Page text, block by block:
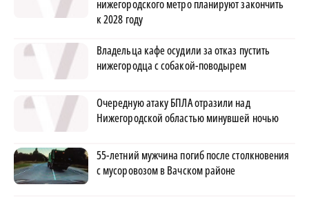
нижегородского метро планируют закончить
к 2028 году
Владельца кафе осудили за отказ пустить
нижегородца с собакой-поводырем
Очередную атаку БПЛА отразили над
Нижегородской областью минувшей ночью
55-летний мужчина погиб после столкновения
с мусоровозом в Вачском районе